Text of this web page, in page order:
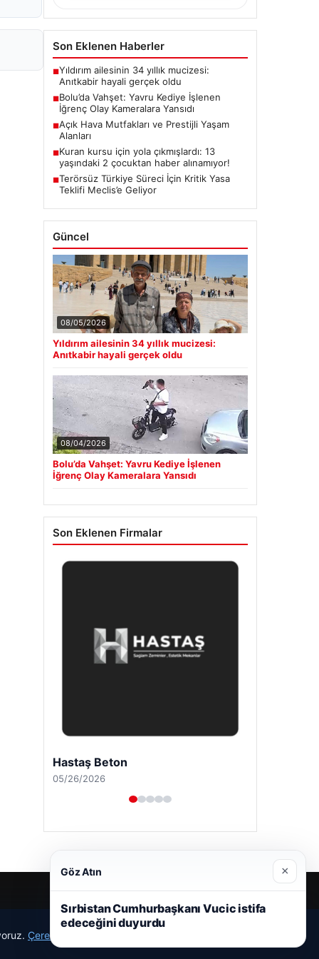
Son Eklenen Haberler
■Yıldırım ailesinin 34 yıllık mucizesi:
Anıtkabir hayali gerçek oldu
■Bolu’da Vahşet: Yavru Kediye İşlenen
İğrenç Olay Kameralara Yansıdı
■Açık Hava Mutfakları ve Prestijli Yaşam
Alanları
■Kuran kursu için yola çıkmışlardı: 13
yaşındaki 2 çocuktan haber alınamıyor!
■Terörsüz Türkiye Süreci İçin Kritik Yasa
Teklifi Meclis’e Geliyor
Güncel
08/05/2026
Yıldırım ailesinin 34 yıllık mucizesi:
Anıtkabir hayali gerçek oldu
08/04/2026
Bolu’da Vahşet: Yavru Kediye İşlenen
İğrenç Olay Kameralara Yansıdı
Son Eklenen Firmalar
Hastaş Beton
05/26/2026
Çerez Politikamız
Göz Atın ×
Sırbistan Cumhurbaşkanı Vucic istifa
edeceğini duyurdu